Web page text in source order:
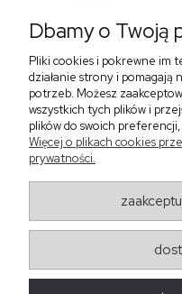
Sukienka z falbaną i
bufiastym rękawem w
405,30 zł
‹
Dbamy o Twoją
Pliki cookies i pokrewne im
działanie strony i pomagają
potrzeb. Możesz
wszystkich tych plików i
plików do swoich
Więcej o plikach cookies
prywatności.